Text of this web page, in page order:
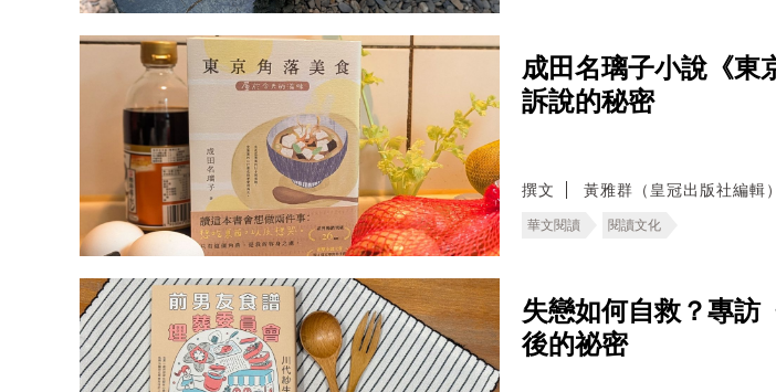
成田名璃子小說《東
訴說的秘密
撰文 黃雅群（皇冠出版社編輯）
華文閱讀 閱讀文化
失戀如何自救？專訪
後的祕密